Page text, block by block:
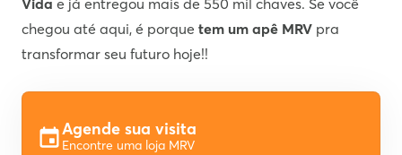
Vida e já entregou mais de 550 mil chaves. Se você
chegou até aqui, é porque tem um apê MRV pra
transformar seu futuro hoje!!
Agende sua visita
Encontre uma loja MRV